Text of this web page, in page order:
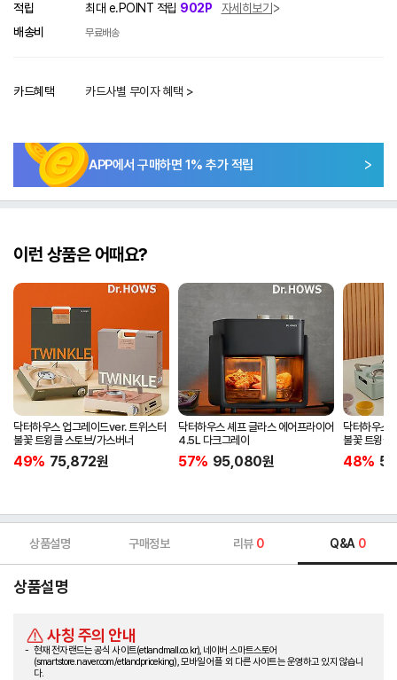
적립 최대 e.POINT 적립 902P
자세히보기
배송비
무료배송
카드혜택 카드사별 무이자 혜택 >
APP에서 구매하면 1% 추가 적립
이런 상품은 어때요?
닥터하우스 업그레이드ver. 트위스터
불꽃 트윙클 스토브/가스버너
49% 75,872원
닥터하우스 셰프 글라스 에어프라이어
4.5L 다크그레이
57% 95,080원
닥터하우스
불꽃 트윙클
캠핑버너
48%
상품설명 구매정보 리뷰 0 Q&A 0
상품설명
사칭 주의 안내
현재 전자랜드는 공식 사이트(etlandmall.co.kr), 네이버 스마트스토어
(smartstore.naver.com/etlandpriceking), 모바일 어플 외 다른 사이트는 운영하고 있지 않습니
다.